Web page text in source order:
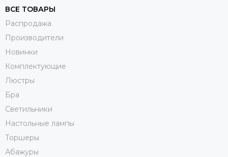
ВСЕ ТОВАРЫ
Распродажа
Производители
Новинки
Комплектующие
Люстры
Бра
Светильники
Настольные лампы
Торшеры
Абажуры